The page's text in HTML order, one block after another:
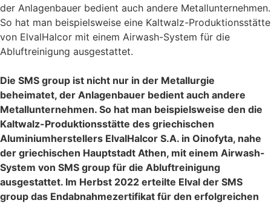
der Anlagenbauer bedient auch andere Metallunternehmen.
So hat man beispielsweise eine Kaltwalz-Produktionsstätte
von ElvalHalcor mit einem Airwash-System für die
Abluftreinigung ausgestattet.
Die SMS group ist nicht nur in der Metallurgie
beheimatet, der Anlagenbauer bedient auch andere
Metallunternehmen. So hat man beispielsweise den die
Kaltwalz-Produktionsstätte des griechischen
Aluminiumherstellers ElvalHalcor S.A. in Oinofyta, nahe
der griechischen Hauptstadt Athen, mit einem Airwash-
System von SMS group für die Abluftreinigung
ausgestattet. Im Herbst 2022 erteilte Elval der SMS
group das Endabnahmezertifikat für den erfolgreichen